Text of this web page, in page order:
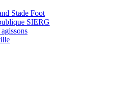
Stade Foot
SIERG